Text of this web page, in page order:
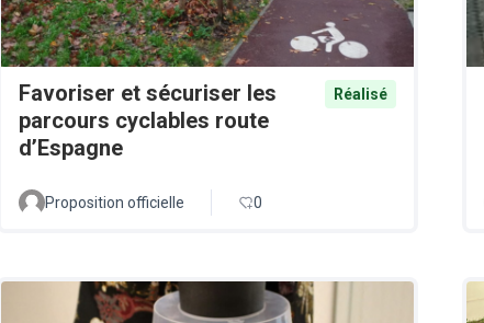
Favoriser et sécuriser les
parcours cyclables route
d’Espagne
Réalisé
Proposition officielle 0